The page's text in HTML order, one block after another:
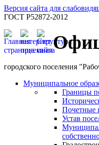
Версия сайта для
ГОСТ Р52872-2012
городского поселения
Муниципальное
Границы
Почетные
Устав